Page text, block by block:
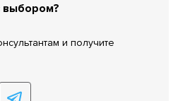
выбором?
и получите